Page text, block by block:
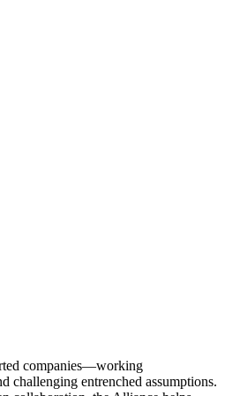
companies—working
challenging entrenched assumptions.